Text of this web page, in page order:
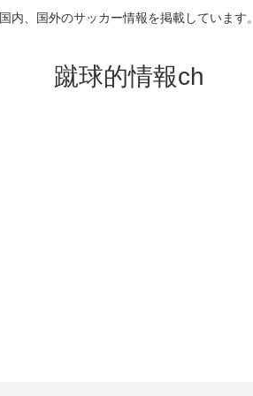
国内、国外のサッカー情報を掲載しています。
蹴球的情報ch